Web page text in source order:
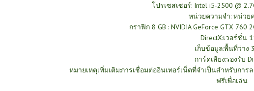
โปรเซสเซอร์: Intel i5-2500 @
หน่วยความจำ: หน่วย
กราฟิก 8 GB : NVIDIA GeForce GTX 760
DirectX:เวอร์ชั่น
เก็บข้อมูล:พื้นที่ว่าง
การ์ดเสียง:รองรับ
หมายเหตุเพิ่มเติม:การเชื่อมต่ออินเทอร์เน็ตที่จำเป็นสำหรับกา
ฟรีเพื่อเล่น